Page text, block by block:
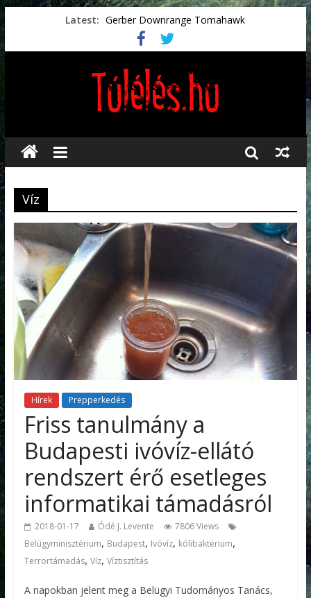
Latest: Gerber Downrange Tomahawk
Vészhelyzeti élelmiszerek
Svéd vészhelyzeti tájékoztató.
Vészhelyzetkezelés
Préselt törlőkendők
Víz
Hírek Prepperkedés
Friss tanulmány a
Budapesti ivóvíz-ellátó
rendszert érő esetleges
informatikai támadásról
2018-01-17 Ódé J. Levente
7806 Views
Belügyminisztérium, Budapest, Ivóvíz, kólibaktérium,
Terrortámadás, Víz, Víztisztítás
A napokban jelent meg a Belügyi Tudományos Tanács,